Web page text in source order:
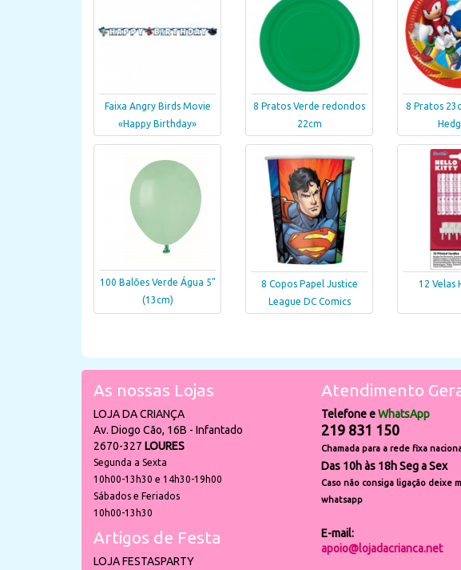
Faixa Angry Birds Movie
«Happy Birthday»
8 Pratos Verde redondos
22cm
8 Pratos
100 Balões Verde Água 5"
(13cm)
8 Copos Papel Justice
League DC Comics
12 Velas
As nossas Lojas
LOJA DA CRIANÇA
Av. Diogo Cão, 16B - Infantado
2670-327 LOURES
Segunda a Sexta
10h00-13h30 e 14h30-19h00
Sábados e Feriados
10h00-13h30
Artigos de Festa
LOJA FESTASPARTY
Atendimento
Telefone eWhatsApp
219 831 150
Chamada para a rede fixa
Das 10h às 18h Seg a Sex
Caso não consiga ligação deixe
whatsapp
E-mail:
apoio@lojadacrianca.net